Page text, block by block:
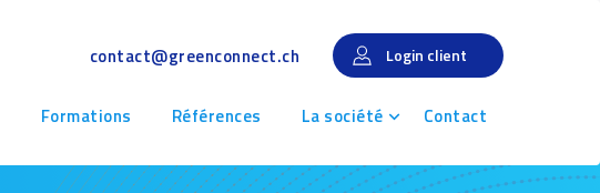
contact@greenconnect.ch Login client
Formations Références La société Contact